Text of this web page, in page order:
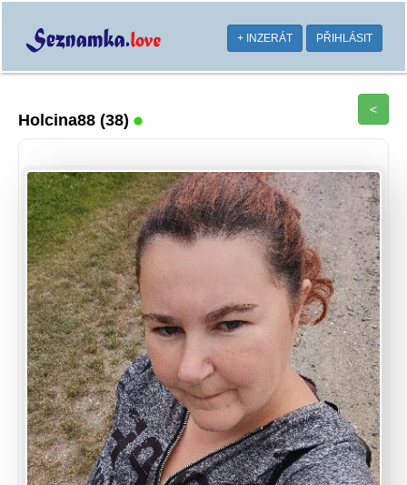
+ INZERÁT PŘIHLÁSIT
Holcina88 (38)
<